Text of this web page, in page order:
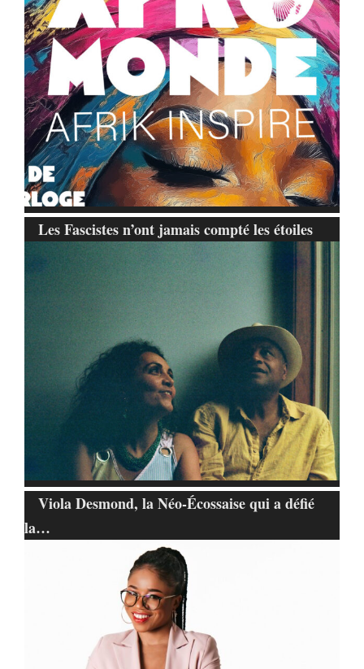
Les Fascistes n’ont jamais compté les étoiles
Viola Desmond, la Néo-Écossaise qui a défié
la…